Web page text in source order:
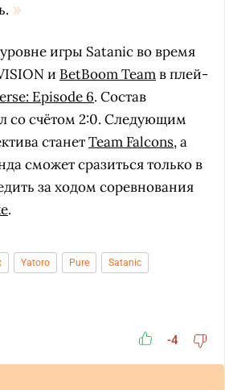
игры Satanic во время
и BetBoom Teamв плей-
Episode 6. Состав
со счётом 2:0. Следующим
станетTeam Falcons, а
сможет сразиться только в
за ходом соревнования
.
Yatoro Pure Satanic
-4